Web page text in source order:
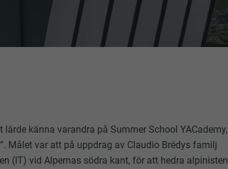
känna varandra på Summer School YACademy,
Målet var att på uppdrag av Claudio Brédys familj
(IT) vid Alpernas södra kant, för att hedra alpinisten